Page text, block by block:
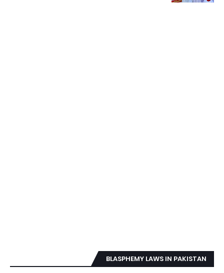
BLASPHEMY LAWS IN PAKISTAN